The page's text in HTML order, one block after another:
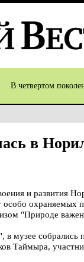
В четвертом
в
и развития
охраняемых
"Природе
собрались
Таймыра,